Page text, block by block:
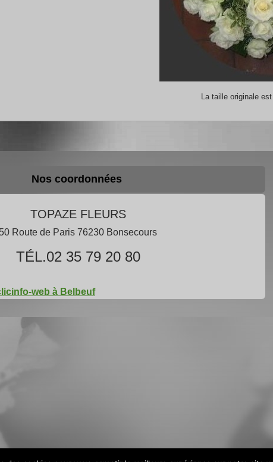
La taille originale
Nos coordonnées
TOPAZE FLEURS
50 Route de Paris 76230 Bonsecours
TÉL.02 35 79 20 80
web à Belbeuf